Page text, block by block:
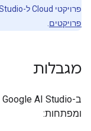
פרויקטי Cloud ל-AI Studio. הוראות מפורטות זמינות בקטע
פרויקטים
מגבלות
ומפתחות: